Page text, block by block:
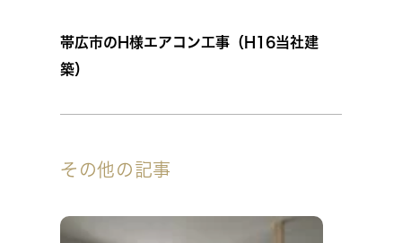
帯広市のH様エアコン工事（H16当社建
築）
その他の記事